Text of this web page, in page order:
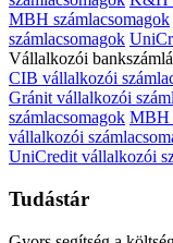
MBH számlacsomagok
számlacsomagok
Vállalkozói
CIB vállalkozói
Gránit vállalkozói
számlacsomagok MBH
vállalkozói
UniCredit vállalkozói
Tudástár